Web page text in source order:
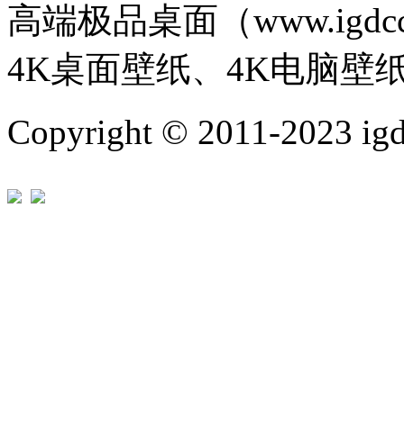
高端极品桌面（
4K桌面壁纸、4K电脑壁
Copyright © 2011-2023